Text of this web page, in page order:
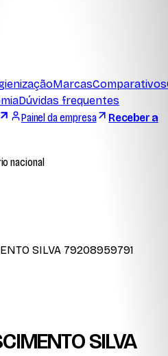
MarcasComparativos
Dúvidas frequentes
Painel da empresa
Receber a
nacional
SILVA 79208959791
SILVA